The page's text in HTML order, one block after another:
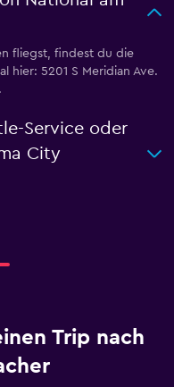
fliegst, findest du die
hier: 5201 S Meridian Ave.
Service oder
City
Trip nach